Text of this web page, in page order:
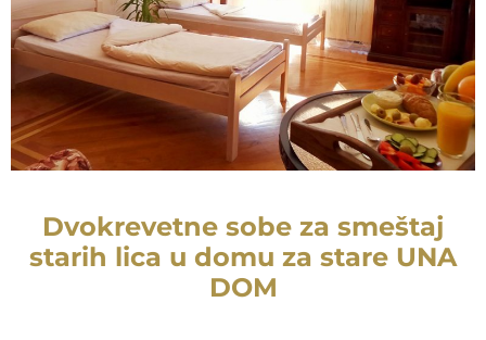
Dvokrevetne sobe za smeštaj
starih lica u domu za stare UNA
DOM